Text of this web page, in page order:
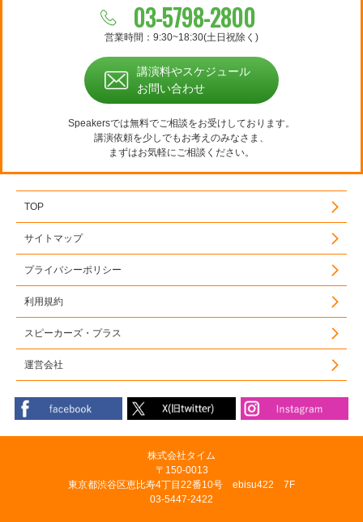
03-5798-2800
営業時間：9:30~18:30(土日祝除く)
講演料やスケジュール
お問い合わせ
Speakersでは無料でご相談をお受けしております。
講演依頼を少しでもお考えのみなさま、
まずはお気軽にご相談ください。
TOP
サイトマップ
プライバシーポリシー
利用規約
スピーカーズ・プラス
運営会社
株式会社タイム
〒150-0013
東京都渋谷区恵比寿4丁目22番10号 ebisu422 7F
03-5447-2422